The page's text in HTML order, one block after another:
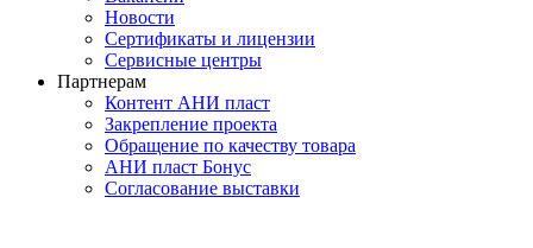
Новости
Сертификаты и лицензии
Сервисные центры
Партнерам
Контент АНИ пласт
Закрепление проекта
Обращение по качеству товара
АНИ пласт Бонус
Согласование выставки